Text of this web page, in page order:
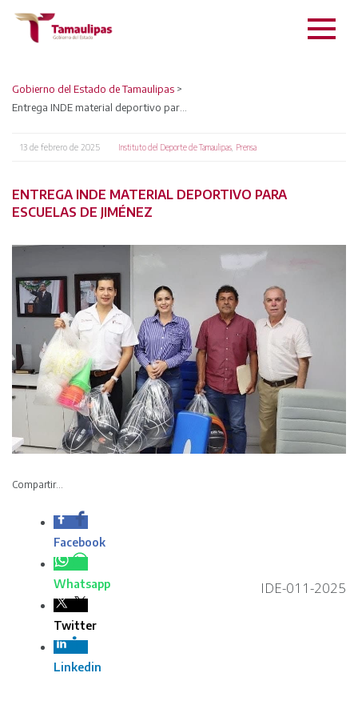
Gobierno del Estado de Tamaulipas >
13 de febrero de 2025 Instituto del Deporte de Tamaulipas,Prensa
ENTREGA INDE MATERIAL DEPORTIVO PARA
ESCUELAS DE JIMÉNEZ
IDE-011-2025